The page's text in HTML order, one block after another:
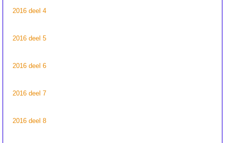
2016 deel 4
2016 deel 5
2016 deel 6
2016 deel 7
2016 deel 8